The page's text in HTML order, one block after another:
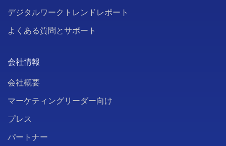
デジタルワークトレンドレポート
よくある質問とサポート
会社情報
会社概要
マーケティングリーダー向け
プレス
パートナー